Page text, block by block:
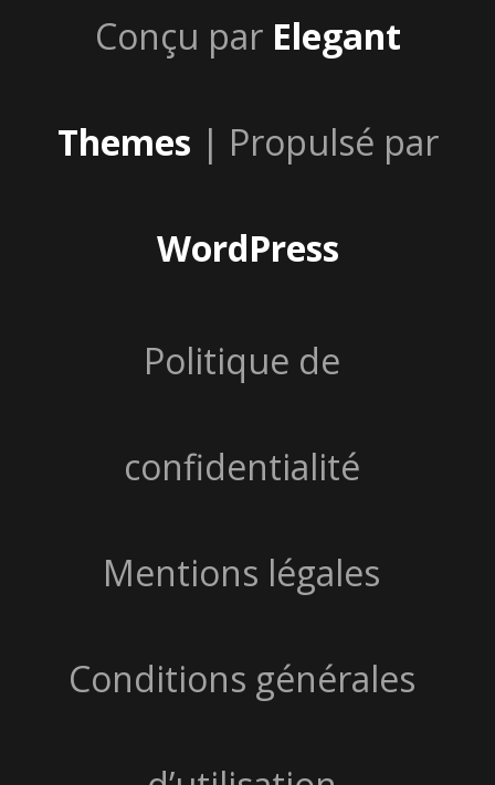
Conçu par Elegant
Themes | Propulsé par
WordPress
Politique de
confidentialité
Mentions légales
Conditions générales